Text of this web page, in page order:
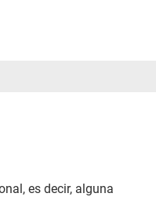
es decir, alguna